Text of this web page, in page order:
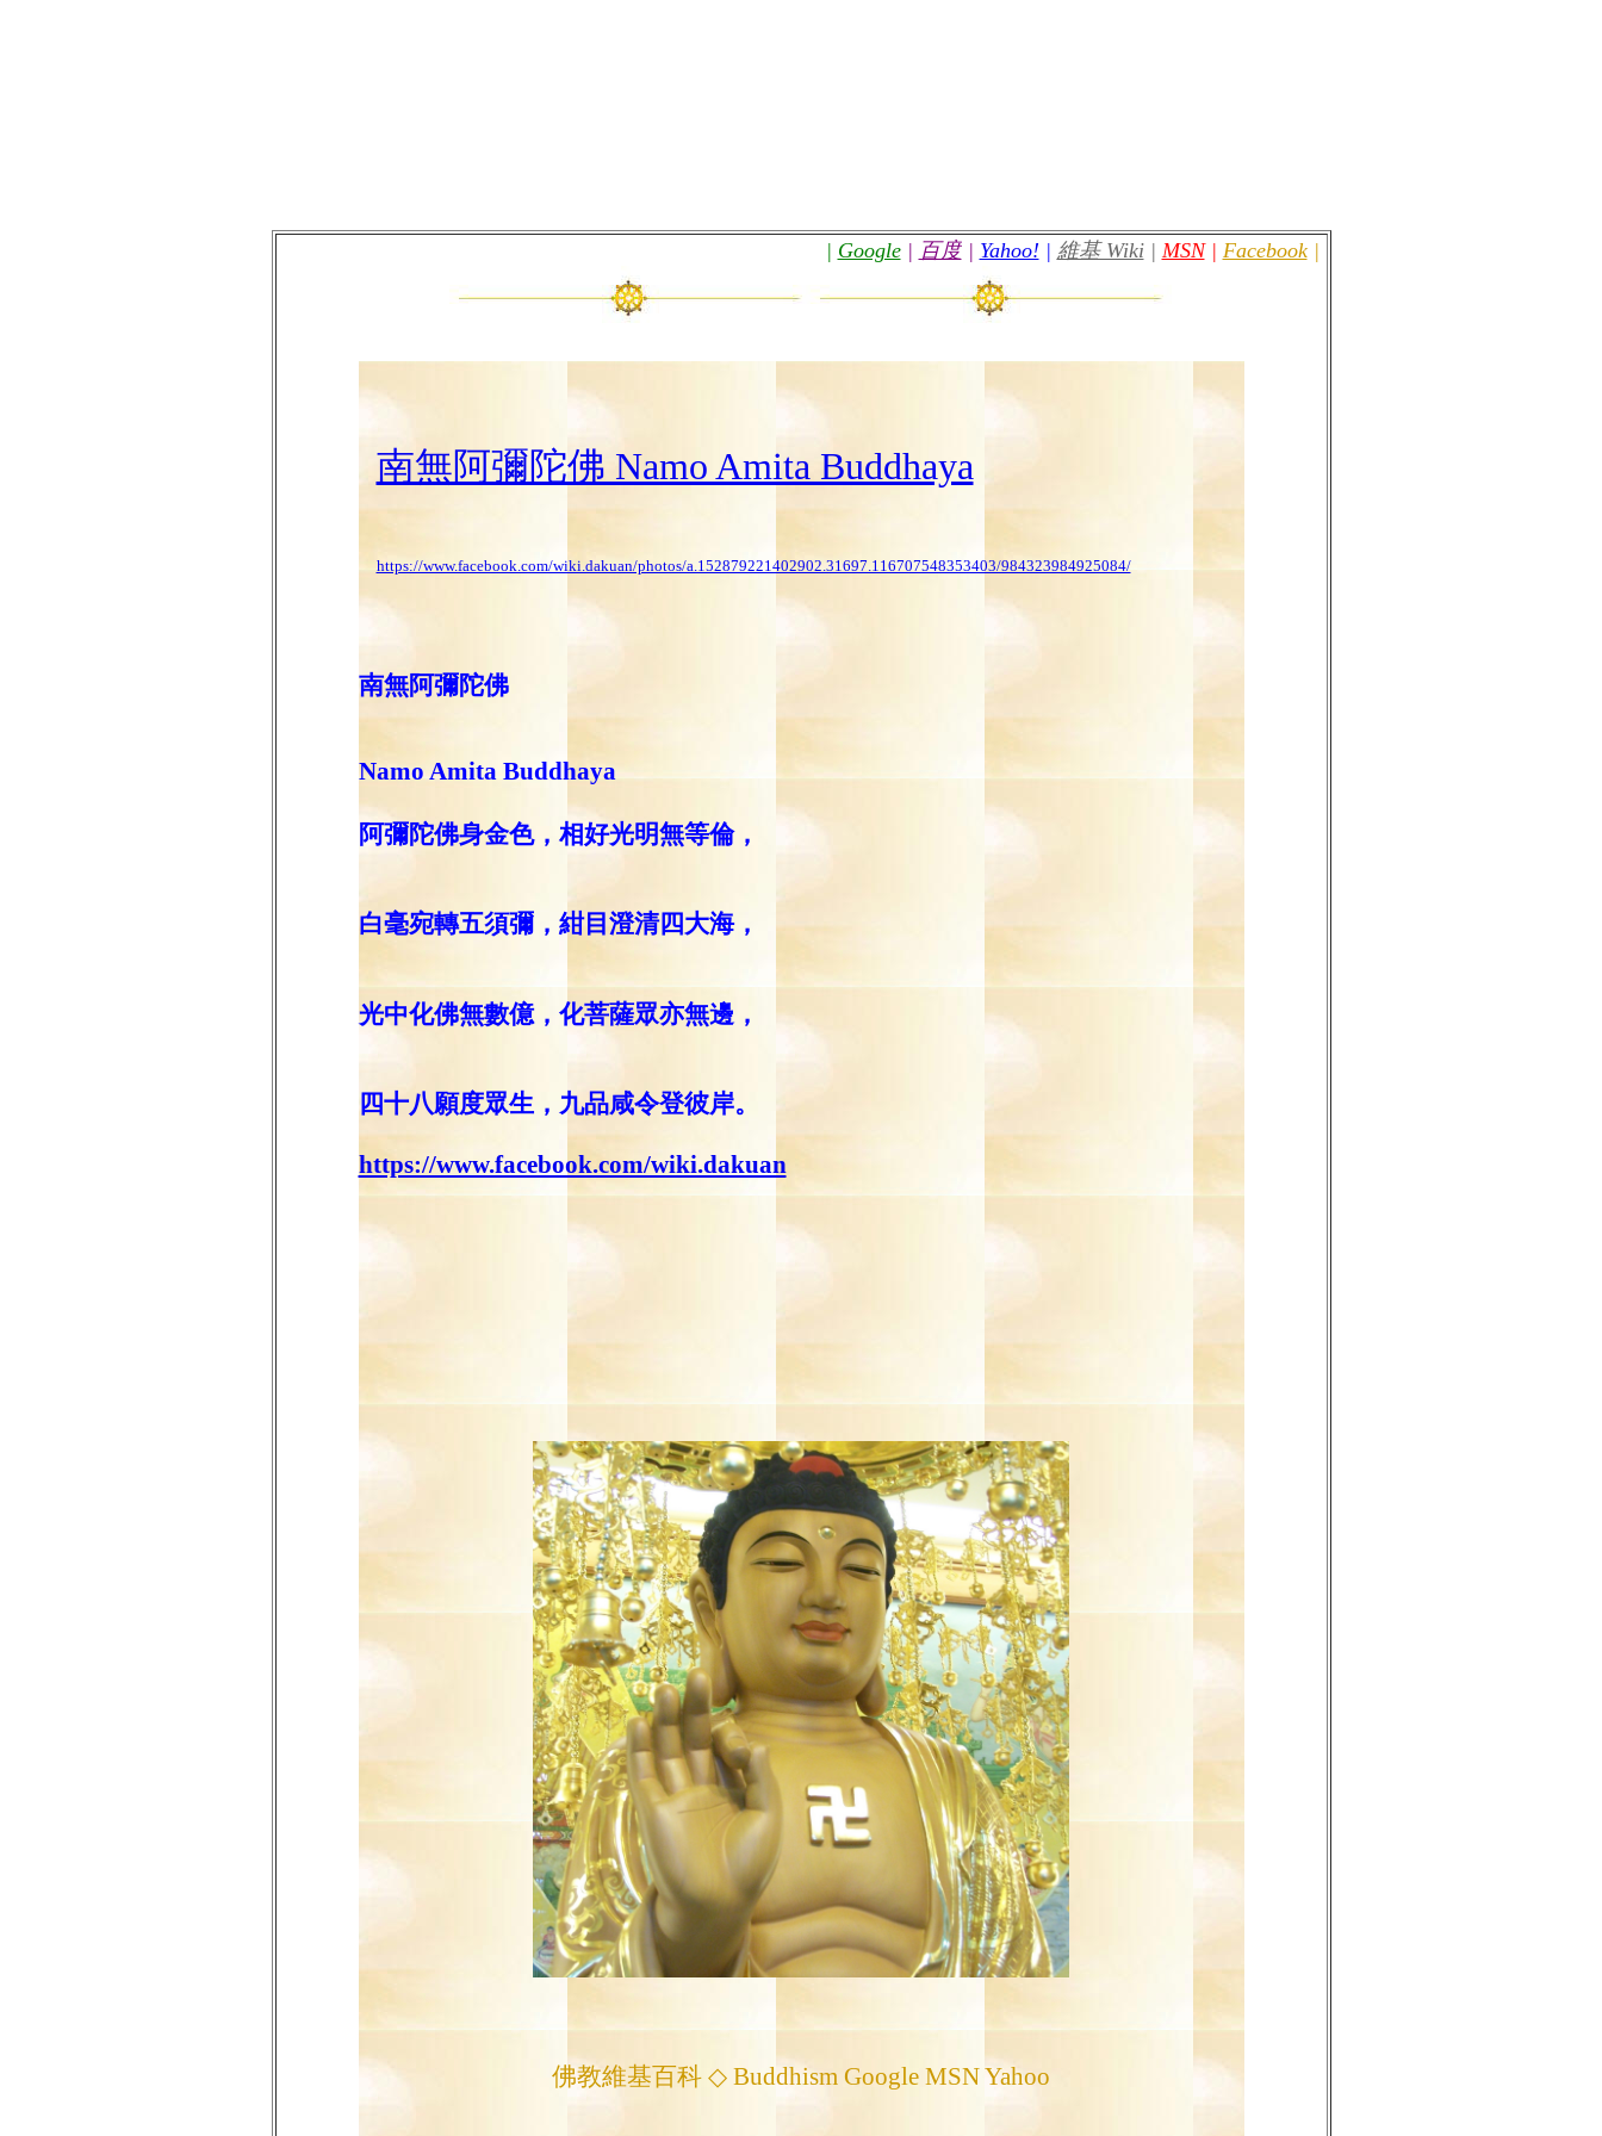
| Google | 百度 | Yahoo! | 維基 Wiki | MSN | Facebook |
南無阿彌陀佛 Namo Amita Buddhaya
https://www.facebook.com/wiki.dakuan/photos/a.152879221402902.31697.116707548353403/984323984925084/
南無阿彌陀佛
Namo Amita Buddhaya
阿彌陀佛身金色，相好光明無等倫，
白毫宛轉五須彌，紺目澄清四大海，
光中化佛無數億，化菩薩眾亦無邊，
四十八願度眾生，九品咸令登彼岸。
https://www.facebook.com/wiki.dakuan
佛教維基百科 ◇ Buddhism Google MSN Yahoo